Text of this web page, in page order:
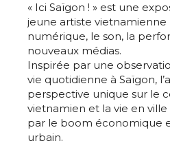
« Ici Saïgon ! » est une
jeune artiste vietnamienne
numérique, le son, la
nouveaux médias.
Inspirée par une
vie quotidienne à Saïgon,
perspective unique sur le
vietnamien et la vie en
par le boom économique
urbain.